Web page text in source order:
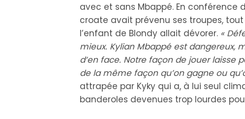
avec et sans Mbappé. En
croate avait prévenu ses troupes,
l’enfant de Blondy allait dévorer. «
mieux. Kylian Mbappé est dangereux,
d’en face. Notre façon de jouer laisse
de la même façon qu’on gagne ou
attrapée par Kyky qui a, à lui seul
banderoles devenues trop lourdes